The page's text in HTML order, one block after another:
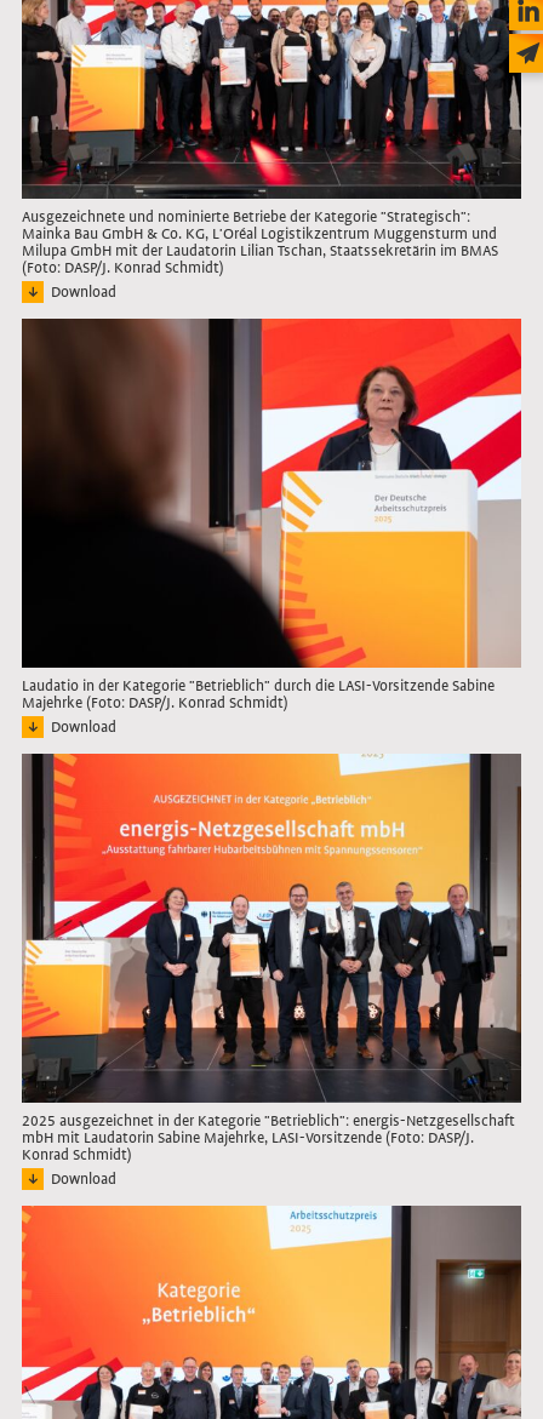
Ausgezeichnete und nominierte Betriebe der Kategorie "Strategisch":
Mainka Bau GmbH & Co. KG, L'Oréal Logistikzentrum Muggensturm und
Milupa GmbH mit der Laudatorin Lilian Tschan, Staatssekretärin im BMAS
(Foto: DASP/J. Konrad Schmidt)
Download
Link öffnet das Bild in Lightbox
Laudatio in der Kategorie "Betrieblich" durch die LASI-Vorsitzende Sabine
Majehrke (Foto: DASP/J. Konrad Schmidt)
Download
Link öffnet das Bild in Lightbox
2025 ausgezeichnet in der Kategorie "Betrieblich": energis-Netzgesellschaft
mbH mit Laudatorin Sabine Majehrke, LASI-Vorsitzende (Foto: DASP/J.
Konrad Schmidt)
Download
Link öffnet das Bild in Lightbox